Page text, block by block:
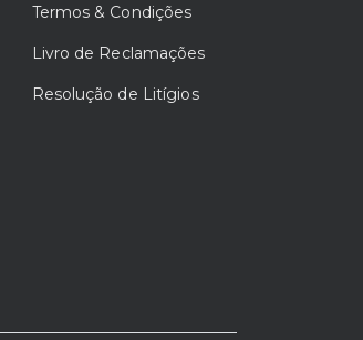
Termos & Condições
Livro de Reclamações
Resolução de Litígios